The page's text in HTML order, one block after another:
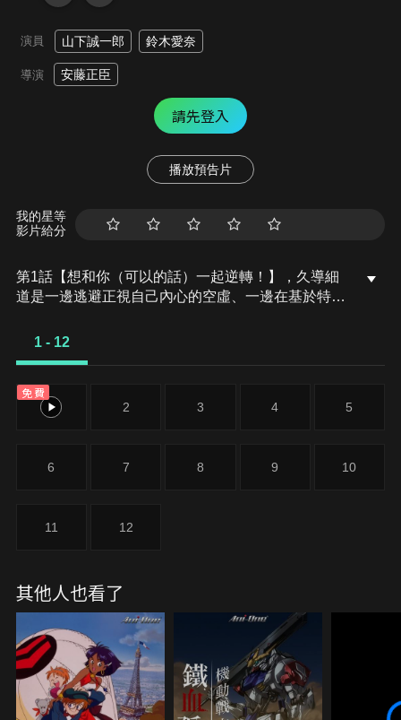
演員 山下誠一郎 鈴木愛奈
導演 安藤正臣
請先登入
播放預告片
我的星等
影片給分
第1話【想和你（可以的話）一起逆轉！】，久導細
道是一邊逃避正視自己內心的空虛、一邊在基於特例
生活的男公關。正當他一如往常地在欺騙與被欺騙之
就沒有明天可言的狀況下，細道也被逼入了窮途末路
之的絕境。然後，在細道面臨走投無路的危機時「逆
1 - 12
免費
1 2 3 4 5
6 7 8 9 10
11 12
其他人也看了